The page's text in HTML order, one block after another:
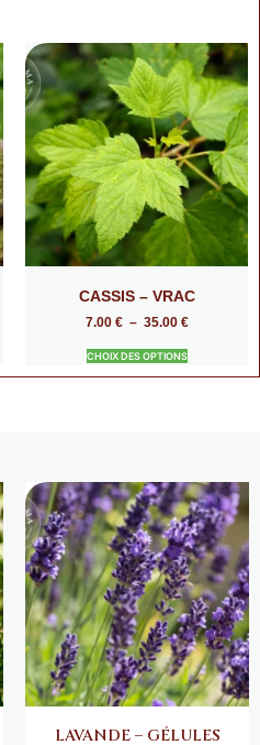
CASSIS – VRAC
7.00 € – 35.00 €
CHOIX DES OPTIONS
LAVANDE – GÉLULES